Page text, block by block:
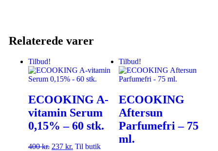
Relaterede varer
Tilbud!
ECOOKING A-
vitamin Serum
0,15% – 60 stk.
400kr. 237 kr. Til butik
Tilbud!
ECOOKING
Aftersun
Parfumefri – 75
ml.